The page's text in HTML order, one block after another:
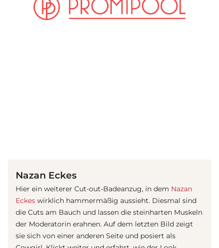
Nazan Eckes
Hier ein weiterer Cut-out-Badeanzug, in dem Nazan
Eckes wirklich hammermäßig aussieht. Diesmal sind
die Cuts am Bauch und lassen die steinharten Muskeln
der Moderatorin erahnen. Auf dem letzten Bild zeigt
sie sich von einer anderen Seite und posiert als